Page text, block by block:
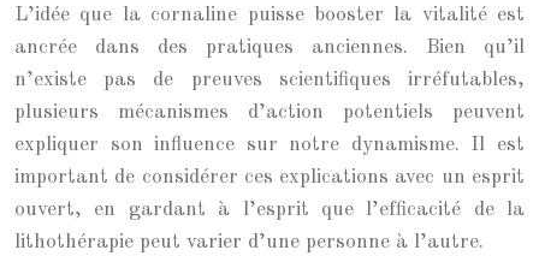
L’idée que la cornaline puisse booster la vitalité est
ancrée dans des pratiques anciennes. Bien qu’il
n’existe pas de preuves scientifiques irréfutables,
plusieurs mécanismes d’action potentiels peuvent
expliquer son influence sur notre dynamisme. Il est
important de considérer ces explications avec un esprit
ouvert, en gardant à l’esprit que l’efficacité de la
lithothérapie peut varier d’une personne à l’autre.